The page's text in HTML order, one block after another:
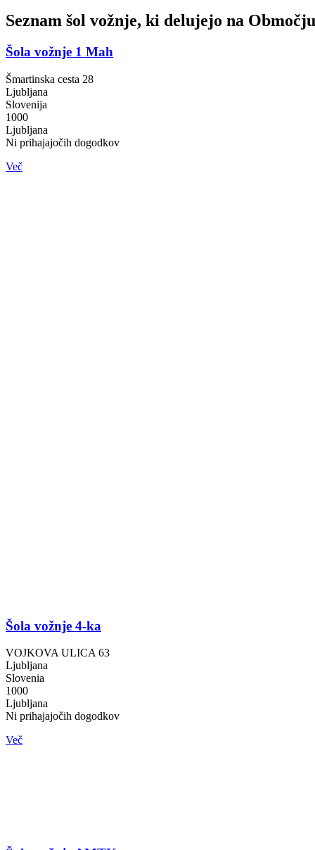
Seznam šol vožnje, ki delujejo na
Šola vožnje 1 Mah
Šmartinska cesta 28
Ljubljana
Slovenija
1000
Ljubljana
Ni prihajajočih dogodkov
Več
Šola vožnje 4-ka
VOJKOVA ULICA 63
Ljubljana
Slovenia
1000
Ljubljana
Ni prihajajočih dogodkov
Več